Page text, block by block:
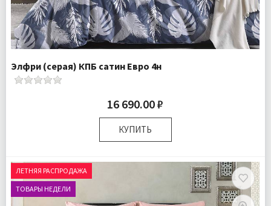
Элфри (серая) КПБ сатин Евро 4н
16 690.00 ₽
КУПИТЬ
Комплектация:
Пододеяльник 1 шт Простыня 1 шт
Наволочки 4 шт
Ткань:
Сатин
ЛЕТНЯЯ РАСПРОДАЖА
ТОВАРЫ НЕДЕЛИ